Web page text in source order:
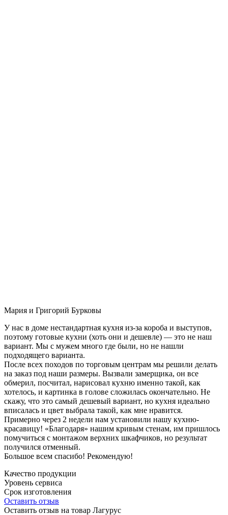
Мария и Григорий Бурковы
У нас в доме нестандартная кухня из-за короба и выступов,
поэтому готовые кухни (хоть они и дешевле) — это не наш
вариант. Мы с мужем много где были, но не нашли
подходящего варианта.
После всех походов по торговым центрам мы решили делать
на заказ под наши размеры. Вызвали замерщика, он все
обмерил, посчитал, нарисовал кухню именно такой, как
хотелось, и картинка в голове сложилась окончательно. Не
скажу, что это самый дешевый вариант, но кухня идеально
вписалась и цвет выбрала такой, как мне нравится.
Примерно через 2 недели нам установили нашу кухню-
красавицу! «Благодаря» нашим кривым стенам, им пришлось
помучиться с монтажом верхних шкафчиков, но результат
получился отменный.
Большое всем спасибо! Рекомендую!
Качество продукции
Уровень сервиса
Срок изготовления
Оставить отзыв
Оставить отзыв на товар Лагурус